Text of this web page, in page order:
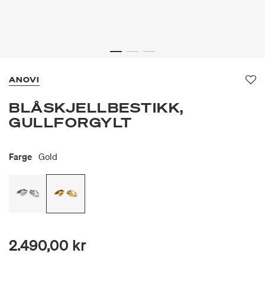
ANOVI
BLÅSKJELLBESTIKK,
GULLFORGYLT
Farge Gold
2.490,00 kr